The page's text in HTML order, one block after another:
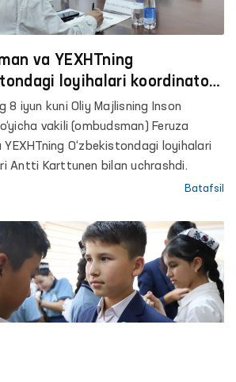
va YEXHTning
loyihalari koordinatori
hamkorlik yo‘nalishlari
qilindi
8 iyun kuni Oliy Majlisning Inson
vakili (ombudsman) Feruza
YEXHTning O‘zbekistondagi loyihalari
Antti Karttunen bilan uchrashdi.
Batafsil